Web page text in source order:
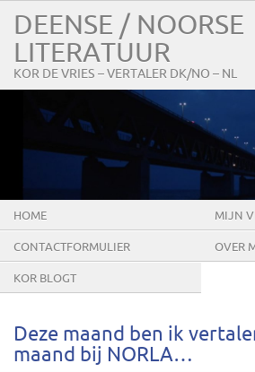
DEENSE / NOORSE
LITERATUUR
KOR DE VRIES – VERTALER DK/NO – NL
HOME MIJN
CONTACTFORMULIER OVER
KOR BLOGT
Deze maand ben ik
maand bij NORLA…